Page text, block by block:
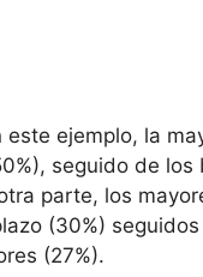
este ejemplo, la
seguido de
parte, los
(30%)
(27%).